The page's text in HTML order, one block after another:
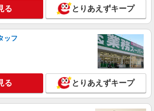
仕分け・ピッキング・梱包
時給1250円 月収例:256890円＝基本給:210000
円（1250円×実働8H×21日）＋残業代46890円（月
30H）の場合、交通費別途支給 ※交通費実費支給
／当社規定あり。
栃木県栃木市西方町 「道の駅にしかた」から
詳細を見る
社 小山支店（小山事業所）/FOYT109144
る とりあえずキープ
ッフ
る とりあえずキープ